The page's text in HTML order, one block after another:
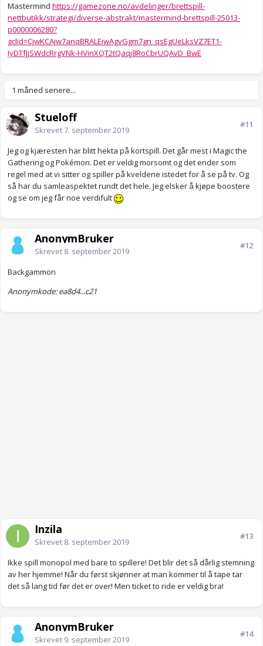
Mastermind https://gamezone.no/avdelinger/brettspill-
nettbutikk/strategi/diverse-abstrakt/mastermind-brettspill-25013-
p0000006280?
gclid=CjwKCAjw7anqBRALEiwAgvGgm7gn_qsEgUeLksVZ7ET1-
IyDTfJjSWdcRrgVNk-HVinXQT2tQaqj8RoCbrUQAvD_BwE
1 måned senere...
Stueloff
Skrevet7. september 2019
#11
Jeg og kjæresten har blitt hekta på kortspill. Det går mest i Magic the
Gathering og Pokémon. Det er veldig morsomt og det ender som
regel med at vi sitter og spiller på kveldene istedet for å se på tv. Og
så har du samleaspektet rundt det hele. Jeg elsker å kjøpe boostere
og se om jeg får noe verdifult
AnonymBruker
Skrevet 8. september 2019
#12
Backgammon
Anonymkode: ea8d4...c21
Inzila
Skrevet 8. september 2019
#13
Ikke spill monopol med bare to spillere! Det blir det så dårlig stemning
av her hjemme! Når du først skjønner at man kommer til å tape tar
det så lang tid før det er over! Men ticket to ride er veldig bra!
AnonymBruker
Skrevet 9. september 2019
#14